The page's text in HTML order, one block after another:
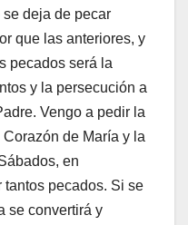
deja de pecar
que las anteriores, y
pecados será la
y la persecución a
Vengo a pedir la
de María y la
en
pecados. Si se
se convertirá y